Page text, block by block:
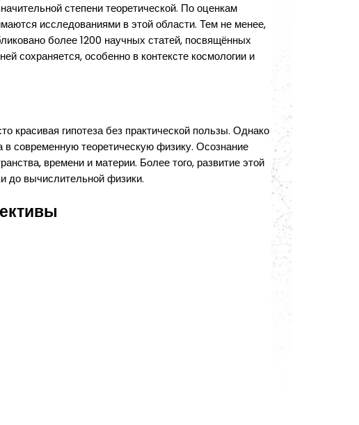
степени теоретической. По оценкам
исследованиями в этой области. Тем не менее,
более 1200 научных статей, посвящённых
сохраняется, особенно в контексте космологии и
красивая гипотеза без практической пользы. Однако
в современную теоретическую физику. Осознание
времени и материи. Более того, развитие этой
до вычислительной физики.